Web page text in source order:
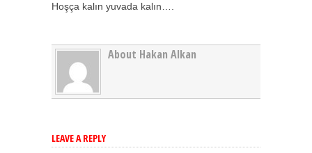
Hoşça kalın yuvada kalın….
About Hakan Alkan
LEAVE A REPLY